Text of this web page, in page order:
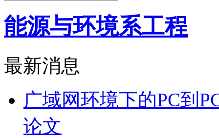
能源与环境系工程
最新消息
广域网环境下的PC到
论文